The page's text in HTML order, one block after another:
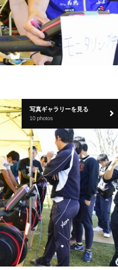
写真ギャラリーを見る
10 photos